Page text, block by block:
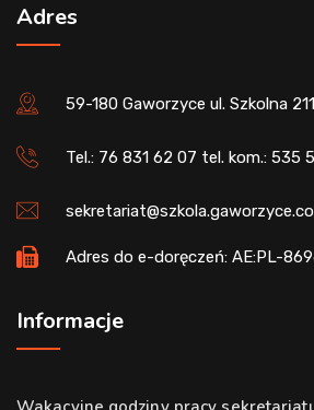
Adres
59-180 Gaworzyce ul. Szkolna 211
Tel.: 76 831 62 07 tel. kom.: 535
Adres do e-doręczeń: AE:PL-
Informacje